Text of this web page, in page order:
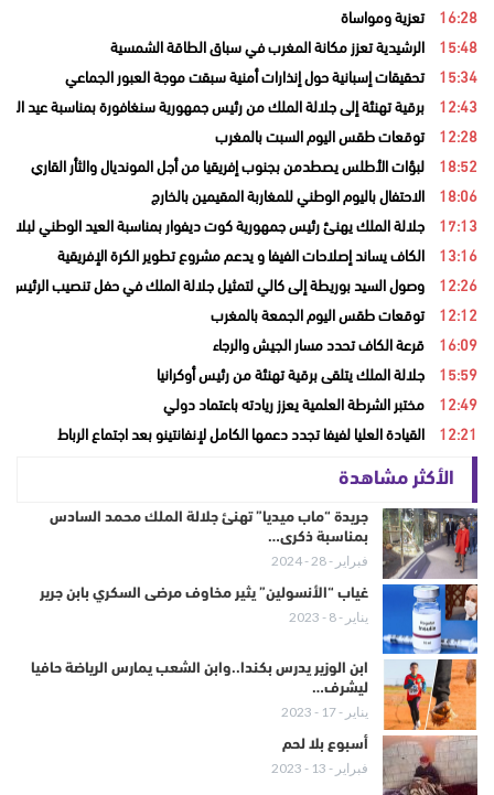
16:28 تعزية ومواساة
15:48 الرشيدية تعزز مكانة المغرب في سباق الطاقة الشمسية
15:34 تحقيقات إسبانية حول إنذارات أمنية سبقت موجة العبور الجماعي
12:43 برقية تهنئة إلى جلالة الملك من رئيس جمهورية سنغافورة بمناسبة عيد
12:28 توقعات طقس اليوم السبت بالمغرب
18:52 لبؤات الأطلس يصطدمن بجنوب إفريقيا من أجل المونديال والثأر القاري
18:06 الاحتفال باليوم الوطني للمغاربة المقيمين بالخارج
17:13 جلالة الملك يهنئ رئيس جمهورية كوت ديفوار بمناسبة العيد الوطني لبلاده
13:16 الكاف يساند إصلاحات الفيفا و يدعم مشروع تطوير الكرة الإفريقية
12:26 وصول السيد بوريطة إلى كالي لتمثيل جلالة الملك في حفل تنصيب الرئيس
12:12 توقعات طقس اليوم الجمعة بالمغرب
16:09 قرعة الكاف تحدد مسار الجيش والرجاء
15:59 جلالة الملك يتلقى برقية تهنئة من رئيس أوكرانيا
12:49 مختبر الشرطة العلمية يعزز ريادته باعتماد دولي
12:21 القيادة العليا لفيفا تجدد دعمها الكامل لإنفانتينو بعد اجتماع الرباط
الأكثر مشاهدة
جريدة “ماب ميديا” تهنئ جلالة الملك محمد السادس
بمناسبة ذكرى…
فبراير - 28 - 2024
غياب “الأنسولين” يثير مخاوف مرضى السكري بابن جرير
يناير - 8 - 2023
ابن الوزير يدرس بكندا..وابن الشعب يمارس الرياضة حافيا
ليشرف…
يناير - 17 - 2023
أسبوع بلا لحم
فبراير - 13 - 2023